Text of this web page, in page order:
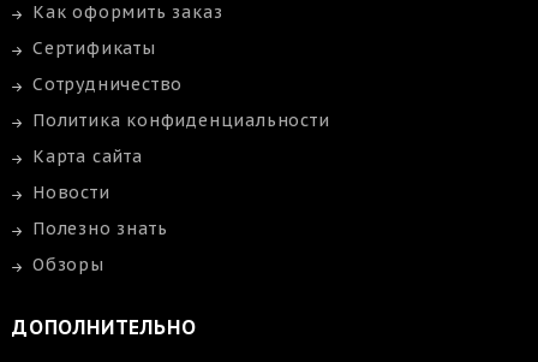
Как оформить заказ
Сертификаты
Сотрудничество
Политика конфиденциальности
Карта сайта
Новости
Полезно знать
Обзоры
ДОПОЛНИТЕЛЬНО